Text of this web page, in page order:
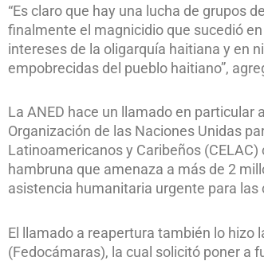
“Es claro que hay una lucha de grupos
finalmente el magnicidio que sucedió
intereses de la oligarquía haitiana y en
empobrecidas del pueblo haitiano”,
La ANED hace un llamado en
Organización de las Naciones Unidas
Latinoamericanos y Caribeños
hambruna que amenaza a más de 2
asistencia humanitaria urgente para las
El llamado a reapertura también lo hizo
(Fedocámaras), la cual solicitó poner a